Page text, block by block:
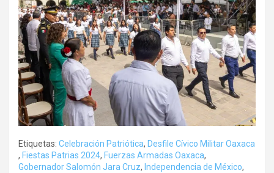
Etiquetas: Celebración Patriótica, Desfile Cívico Militar Oaxaca
, Fiestas Patrias 2024, Fuerzas Armadas Oaxaca,
Gobernador Salomón Jara Cruz, Independencia de México,